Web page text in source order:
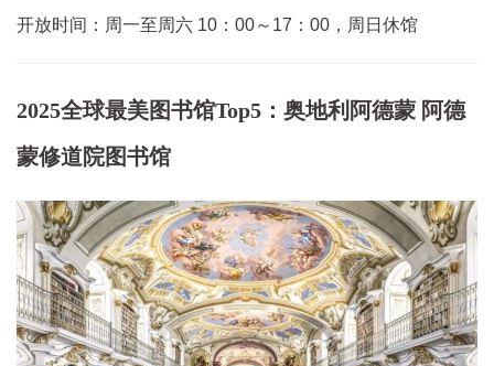
开放时间：周一至周六 10：00～17：00，周日休馆
2025全球最美图书馆Top5：奥地利阿德蒙 阿德
蒙修道院图书馆